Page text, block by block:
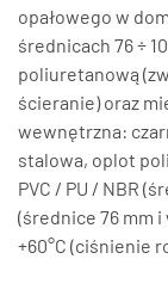
opałowego w
średnicach 76 ÷
poliuretanową
ścieranie) oraz
wewnętrzna:
stalowa, oplot
PVC / PU / NBR
(średnice 76 mm
+60°C (ciśnienie